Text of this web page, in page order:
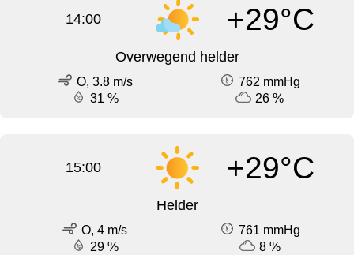
14:00 +29°C
Overwegend helder
O, 3.8 m/s
762 mmHg
31 %
26 %
15:00 +29°C
Helder
O, 4 m/s
761 mmHg
29 %
8 %